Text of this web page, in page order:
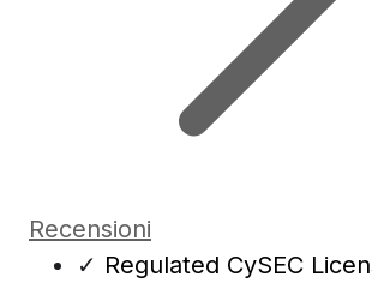
Recensioni
✓ Regulated CySEC